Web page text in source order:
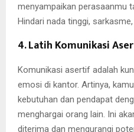
menyampaikan perasaanmu
Hindari nada tinggi,
4. Latih Komunikasi
Komunikasi asertif adalah
emosi di kantor. Artinya,
kebutuhan dan pendapat
menghargai orang lain. Ini
diterima dan mengurangi